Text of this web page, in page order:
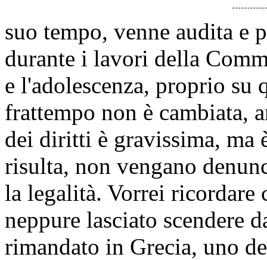
suo tempo, venne audita e
durante i lavori della
e l'adolescenza, proprio su
frattempo non è cambiata,
dei diritti è gravissima, ma
risulta, non vengano
la legalità. Vorrei ricordare
neppure lasciato scendere
rimandato in Grecia, uno